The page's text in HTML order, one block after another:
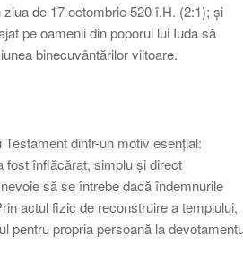
ziua de 17 octombrie 520 î.H. (2:1); și
pe oamenii din poporul lui Iuda să
binecuvântărilor viitoare.
dintr-un motiv esențial:
fost înflăcărat, simplu și direct
să se întrebe dacă îndemnurile
actul fizic de reconstruire a templului,
pentru propria persoană la